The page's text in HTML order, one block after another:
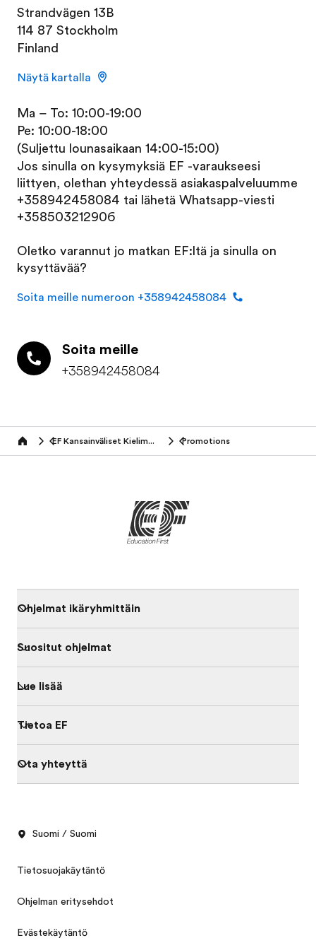
Strandvägen 13B
114 87 Stockholm
Finland
Näytä kartalla
Ma – To: 10:00-19:00
Pe: 10:00-18:00
(Suljettu lounasaikaan 14:00-15:00)
Jos sinulla on kysymyksiä EF -varaukseesi
liittyen, olethan yhteydessä asiakaspalveluumme
+358942458084 tai lähetä Whatsapp-viesti
+358503212906
Oletko varannut jo matkan EF:ltä ja sinulla on
kysyttävää?
Soita meille numeroon +358942458084
Soita meille
+358942458084
Home EF Kansainväliset Kielimatkat (14-16 vuotiaat) Promotions
Ohjelmat ikäryhmittäin
Suositut ohjelmat
Lue lisää
Tietoa EF
Ota yhteyttä
Suomi / Suomi
Tietosuojakäytäntö
Ohjelman eritysehdot
Evästekäytäntö